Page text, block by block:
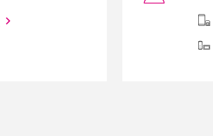
iCloudの使用容量を減らす9つの方法！使用状